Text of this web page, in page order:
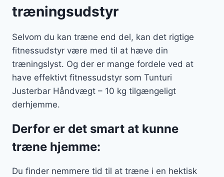
træningsudstyr
Selvom du kan træne end del, kan det rigtige
fitnessudstyr være med til at hæve din
træningslyst. Og der er mange fordele ved at
have effektivt fitnessudstyr som Tunturi
Justerbar Håndvægt – 10 kg tilgængeligt
derhjemme.
Derfor er det smart at kunne
træne hjemme:
Du finder nemmere tid til at træne i en hektisk